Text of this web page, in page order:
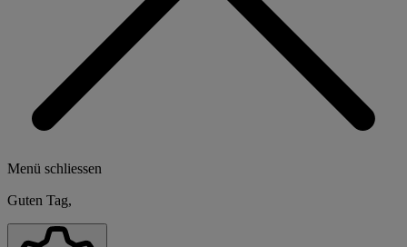
Menü schliessen
Guten Tag,